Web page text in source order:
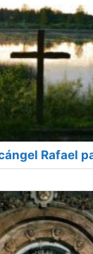
Rafael